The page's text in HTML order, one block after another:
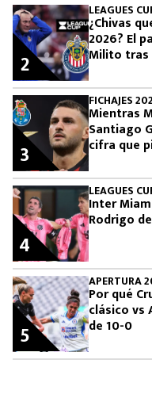
LEAGUES
¿Chivas
2026? El
Milito tras
2
FICHAJES
Mientras
Santiago
cifra que
3
LEAGUES
Inter
Rodrigo
4
APERTURA
Por qué
clásico vs
de 10-0
5